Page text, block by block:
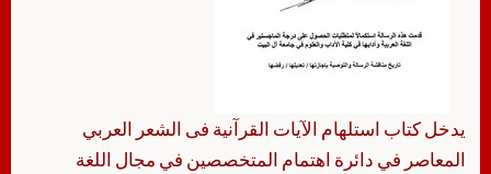
يدخل كتاب استلهام الآيات القرآنية فى الشعر العربي
المعاصر في دائرة اهتمام المتخصصين في مجال اللغة